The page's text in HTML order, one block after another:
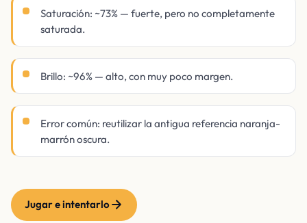
Saturación: ~73% — fuerte, pero no completamente
saturada.
Brillo: ~96% — alto, con muy poco margen.
Error común: reutilizar la antigua referencia naranja-
marrón oscura.
Jugar e intentarlo